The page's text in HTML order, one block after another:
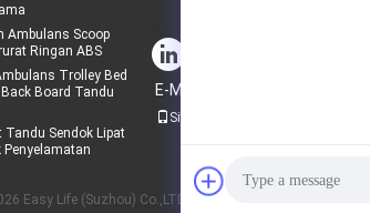
Ambulans Scoop
Ringan ABS
Trolley Bed
Board Tandu
Tandu Sendok Lipat
E-Mail
Situs Seluler
Easy Life (Suzhou) Co.,LTD.. All Rights Reserved.